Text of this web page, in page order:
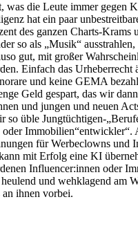
was die Leute immer gegen
hat ein paar
des ganzen Charts-Krams
so als „Musik“
gut, mit großer
Einfach das
und keine GEMA
Geld gespart, das wir
und jungen und neuen
so üble Jungtüchtigen-
Immobilien“entwickler“.
für Werbeclowns und
mit Erfolg eine KI
Influencer:innen oder
und wehklagend am
ihnen vorbei.